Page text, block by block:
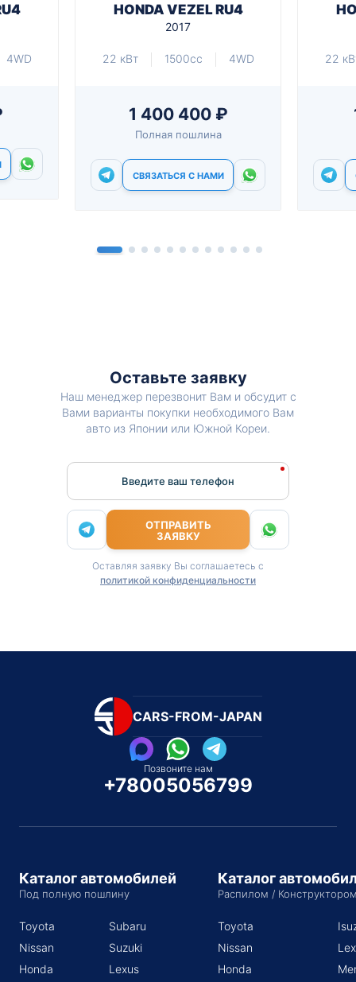
4WD
HONDA VEZEL RU4
2017
22 кВт 1500cc 4WD
1 400 400 ₽
Полная пошлина
СВЯЗАТЬСЯ С НАМИ
22
Оставьте заявку
Наш менеджер перезвонит Вам и обсудит с
Вами варианты покупки необходимого Вам
авто из Японии или Южной Кореи.
Введите ваш телефон
ОТПРАВИТЬ
ЗАЯВКУ
Оставляя заявку Вы соглашаетесь с
политикой конфиденциальности
CARS-FROM-JAPAN
Позвоните нам
+78005056799
Каталог автомобилей
Под полную пошлину
Toyota
Nissan
Honda
Subaru
Suzuki
Lexus
Каталог
Распилом /
Toyota
Nissan
Honda